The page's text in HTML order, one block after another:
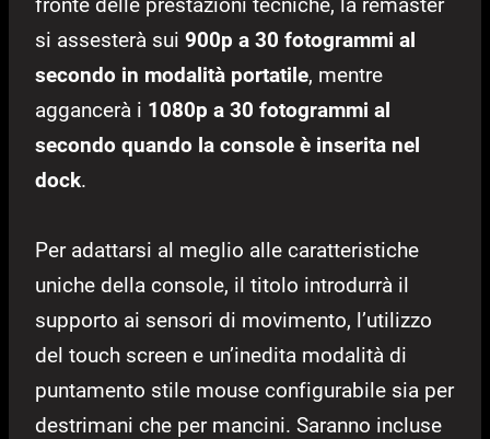
si assesterà sui 900p a 30 fotogrammi al
secondo in modalità portatile, mentre
aggancerà i 1080p a 30 fotogrammi al
secondo quando la console è inserita nel
dock.
Per adattarsi al meglio alle caratteristiche
uniche della console, il titolo introdurrà il
supporto ai sensori di movimento, l’utilizzo
del touch screen e un’inedita modalità di
puntamento stile mouse configurabile sia per
destrimani che per mancini. Saranno incluse